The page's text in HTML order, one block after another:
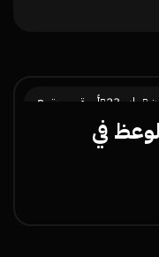
مايو 23 أسرة ومجتمع
في